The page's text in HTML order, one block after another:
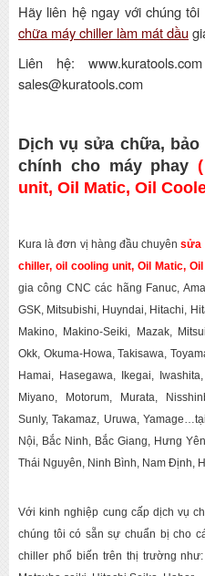
Hãy liên hệ ngay với chúng
chữa máy chiller làm mát dầu
Liên hệ:
sales@kuratools.com
Dịch vụ sửa chữa,
chính cho máy phay
unit, Oil Matic, Oil
Kura là đơn vị hàng đầu chuyênsửa
chiller, oil cooling unit, Oil Matic,
gia công CNC các hãng Fanuc,
GSK, Mitsubishi, Huyndai, Hitachi,
Makino, Makino-Seiki, Mazak,
Okk, Okuma-Howa, Takisawa,
Hamai, Hasegawa, Ikegai,
Miyano, Motorum, Murata,
Sunly, Takamaz, Uruwa,
Nội, Bắc Ninh, Bắc Giang, Hưng
Thái Nguyên, Ninh Bình, Nam Định,
Với kinh nghiệp cung cấp dịch vụ
chúng tôi có sẵn sự chuẩn bị cho
chiller phổ biến trên thị trường